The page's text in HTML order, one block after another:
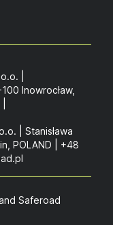
|
Inowrocław,
| Stanisława
POLAND | +48
Saferoad